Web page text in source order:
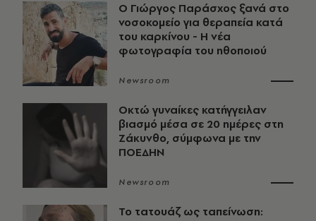
O Γιώργος Παράσχος ξανά στο
νοσοκομείο για θεραπεία κατά
του καρκίνου - Η νέα
φωτογραφία του ηθοποιού
Newsroom
Οκτώ γυναίκες κατήγγειλαν
βιασμό μέσα σε 20 ημέρες στη
Ζάκυνθο, σύμφωνα με την
ΠΟΕΔΗΝ
Newsroom
Το τατουάζ ως ταπείνωση: